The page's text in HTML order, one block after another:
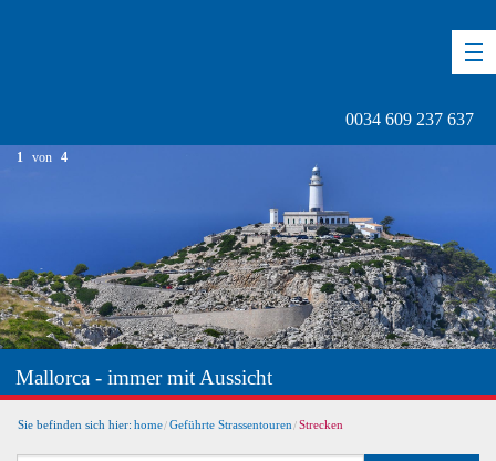
0034 609 237 637
Mallorca - immer mit Aussicht
1 von 4
Sie befinden sich hier: home Geführte Strassentouren Strecken